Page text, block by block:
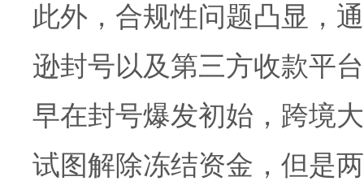
此外，合规性问题凸显，
逊封号以及第三方收款平
早在封号爆发初始，跨境
试图解除冻结资金，但是